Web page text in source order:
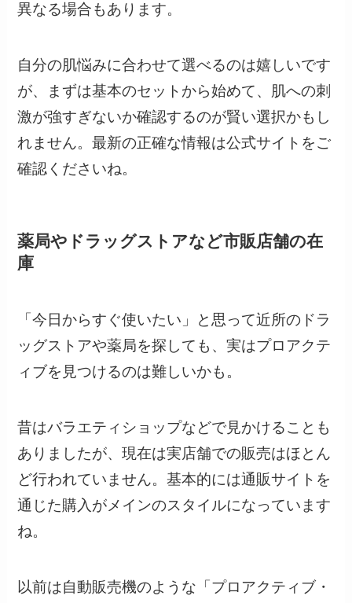
異なる場合もあります。
自分の肌悩みに合わせて選べるのは嬉しいです
が、まずは基本のセットから始めて、肌への刺
激が強すぎないか確認するのが賢い選択かもし
れません。最新の正確な情報は公式サイトをご
確認くださいね。
薬局やドラッグストアなど市販店舗の在
庫
「今日からすぐ使いたい」と思って近所のドラ
ッグストアや薬局を探しても、実はプロアクテ
ィブを見つけるのは難しいかも。
昔はバラエティショップなどで見かけることも
ありましたが、現在は実店舗での販売はほとん
ど行われていません。基本的には通販サイトを
通じた購入がメインのスタイルになっています
ね。
以前は自動販売機のような「プロアクティブ・